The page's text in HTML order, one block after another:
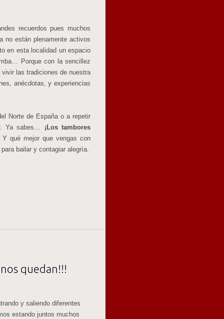
recuerdos pues muchos
no están plenamente activos
en esta localidad un espacio
Porque con la sencillez
las tradiciones de nuestra
anécdotas, y experiencias
Norte de España o a repetir
Ya sabes… ¡Los tambores
Y qué mejor que vengas con
bailar y contagiar alegría.
quedan!!!
y saliendo diferentes
estando juntos muchos